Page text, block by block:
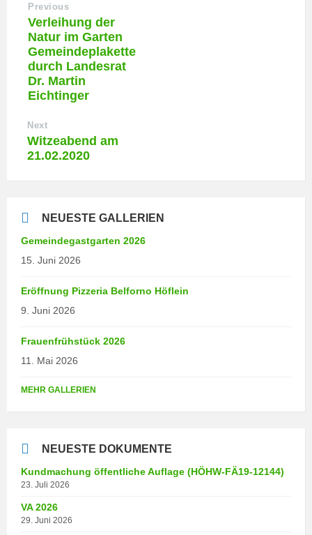
Previous
Verleihung der
Natur im Garten
Gemeindeplakette
durch Landesrat
Dr. Martin
Eichtinger
Next
Witzeabend am
21.02.2020
NEUESTE GALLERIEN
Gemeindegastgarten 2026
15. Juni 2026
Eröffnung Pizzeria Belforno Höflein
9. Juni 2026
Frauenfrühstück 2026
11. Mai 2026
MEHR GALLERIEN
NEUESTE DOKUMENTE
Kundmachung öffentliche Auflage (HÖHW-FÄ19-12144)
23. Juli 2026
VA 2026
29. Juni 2026